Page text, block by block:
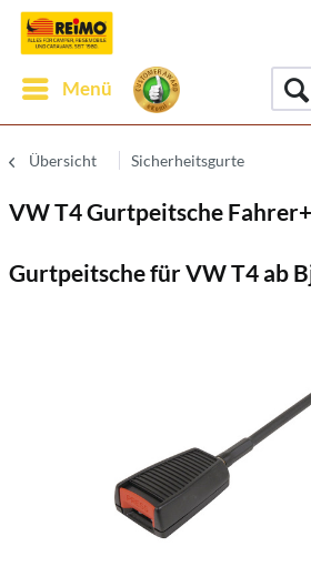
Menü
Übersicht Sicherheitsgurte
VW T4 Gurtpeitsche
Gurtpeitsche für VW T4 ab